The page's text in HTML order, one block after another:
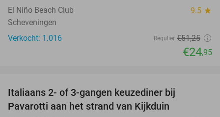
El Niño Beach Club 9.5 star
Scheveningen
Verkocht: 1.016
Regulier €51,25
€24,95
Italiaans 2- of 3-gangen keuzediner bij
Pavarotti aan het strand van Kijkduin